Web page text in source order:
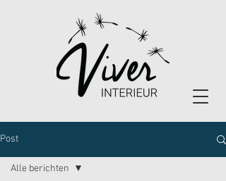
Post
Alle berichten